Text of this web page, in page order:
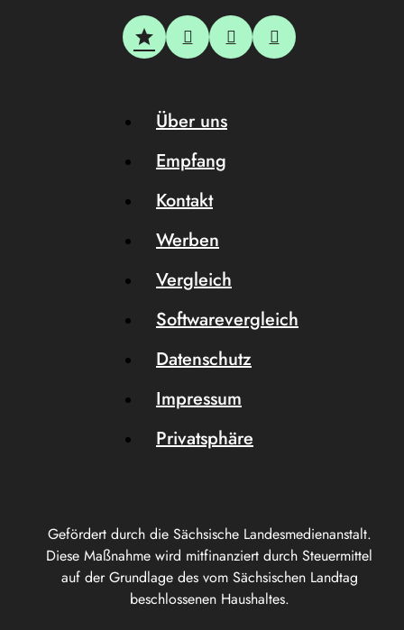
Gefördert durch die Sächsische Landesmedienanstalt.
Diese Maßnahme wird mitfinanziert durch Steuermittel
auf der Grundlage des vom Sächsischen Landtag
beschlossenen Haushaltes.
Über uns
Empfang
Kontakt
Werben
Vergleich
Softwarevergleich
Datenschutz
Impressum
Privatsphäre